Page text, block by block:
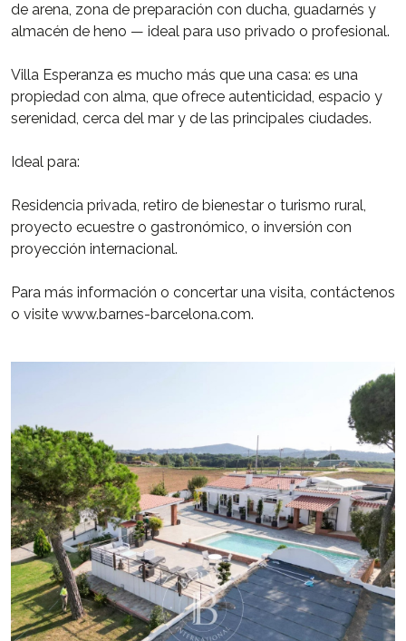
de arena, zona de preparación con ducha, guadarnés y
almacén de heno — ideal para uso privado o profesional.
Villa Esperanza es mucho más que una casa: es una
propiedad con alma, que ofrece autenticidad, espacio y
serenidad, cerca del mar y de las principales ciudades.
Ideal para:
Residencia privada, retiro de bienestar o turismo rural,
proyecto ecuestre o gastronómico, o inversión con
proyección internacional.
Para más información o concertar una visita, contáctenos
o visite www.barnes-barcelona.com.